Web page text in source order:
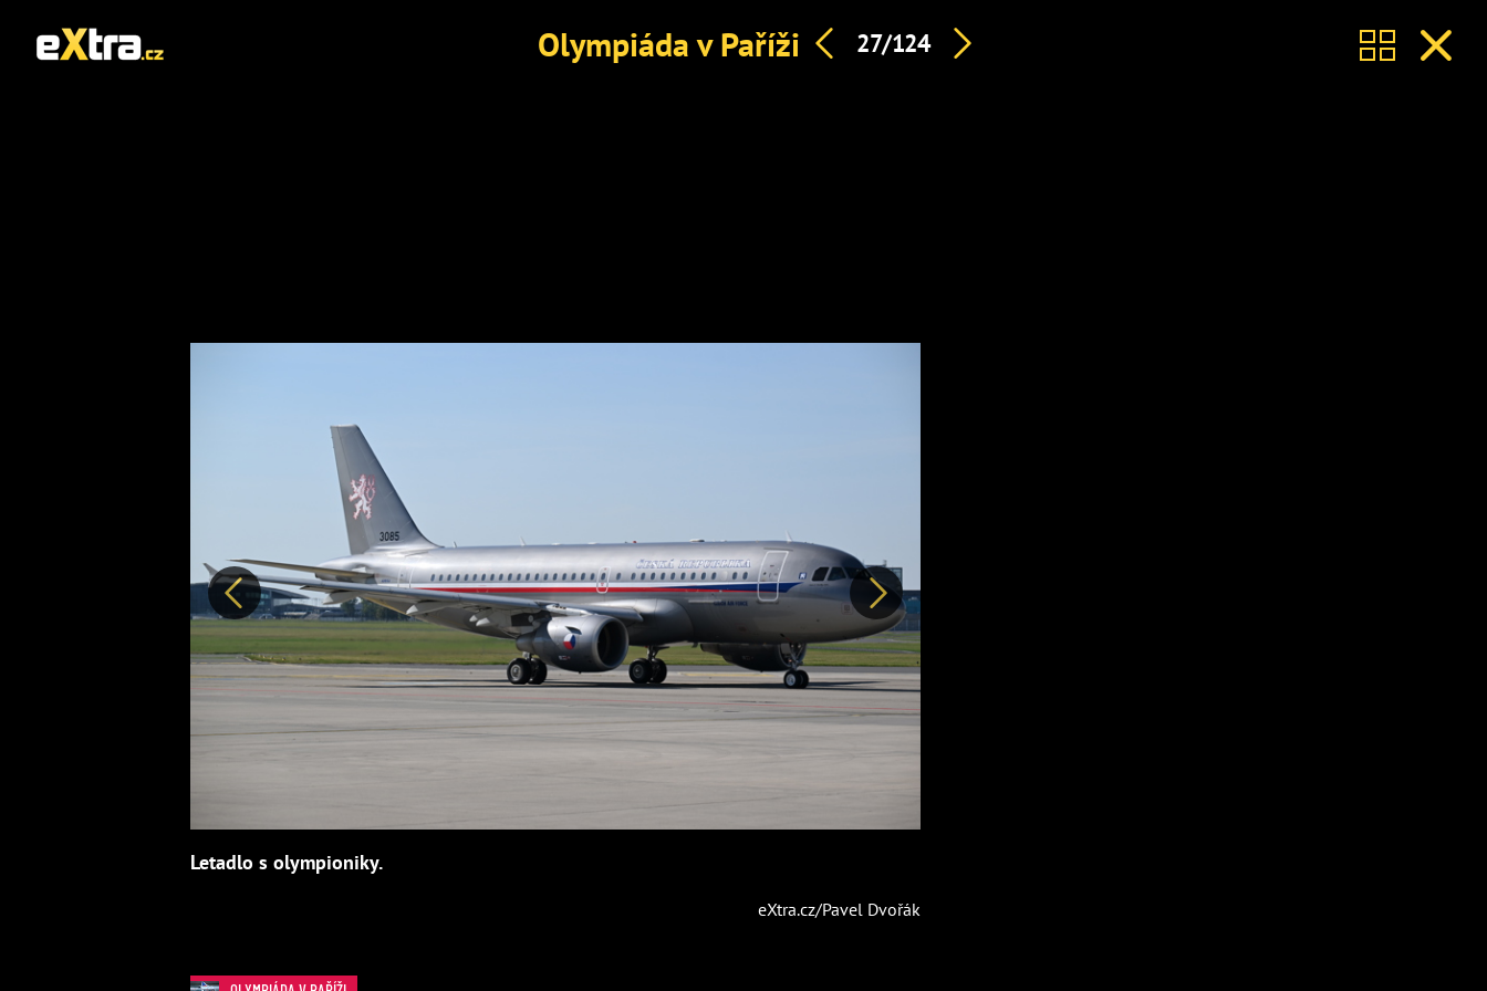
Olympiáda v Paříži 27/124
Předchozí Další
Letadlo s olympioniky.
eXtra.cz/Pavel Dvořák